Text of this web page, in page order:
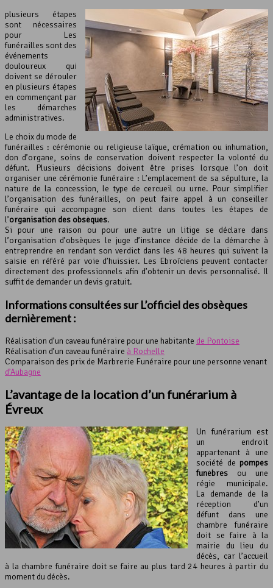
plusieurs étapes
sont nécessaires
pour Les
funérailles sont des
événements
douloureux qui
doivent se dérouler
en plusieurs étapes
en commençant par
les démarches
administratives.
Le choix du mode de
funérailles : cérémonie ou religieuse laïque, crémation ou inhumation,
don d’organe, soins de conservation doivent respecter la volonté du
défunt. Plusieurs décisions doivent être prises lorsque l’on doit
organiser une cérémonie funéraire : L’emplacement de sa sépulture, la
nature de la concession, le type de cercueil ou urne. Pour simplifier
l’organisation des funérailles, on peut faire appel à un conseiller
funéraire qui accompagne son client dans toutes les étapes de
l’organisation des obsèques.
Si pour une raison ou pour une autre un litige se déclare dans
l’organisation d’obsèques le juge d’instance décide de la démarche à
entreprendre en rendant son verdict dans les 48 heures qui suivent la
saisie en référé par voie d’huissier. Les Ebroïciens peuvent contacter
directement des professionnels afin d’obtenir un devis personnalisé. Il
suffit de demander un devis gratuit.
Informations consultées sur L’officiel des obsèques
dernièrement :
Réalisation d’un caveau funéraire pour une habitante de Pontoise
Réalisation d’un caveau funéraire à Rochelle
Comparaison des prix de Marbrerie Funéraire pour une personne venant
d’Aubagne
L’avantage de la location d’un funérarium à
Évreux
Un funérarium est
un endroit
appartenant à une
société de pompes
funèbres ou une
régie municipale.
La demande de la
réception d’un
défunt dans une
chambre funéraire
doit se faire à la
mairie du lieu du
décès, car l’accueil
à la chambre funéraire doit se faire au plus tard 24 heures à partir du
moment du décès.